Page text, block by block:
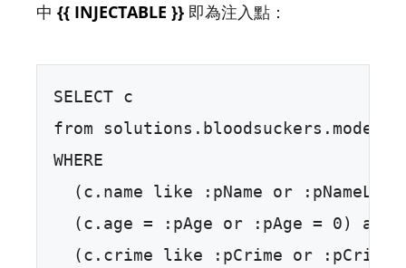
中 {{ INJECTABLE }} 即為注入點：
SELECT c
from
WHERE
(c.name like :pName or
(c.age = :pAge or :pAge = 0)
(c.crime like :pCrime or